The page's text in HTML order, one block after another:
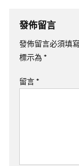
發佈留言
發佈留言必須填
標示為 *
留言 *